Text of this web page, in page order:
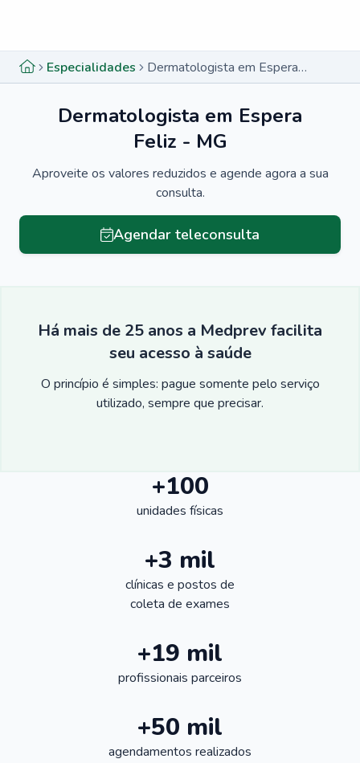
Especialidades Dermatologista em Espera Feliz - MG
Dermatologista em Espera
Feliz - MG
Aproveite os valores reduzidos e agende agora a sua
consulta.
Agendar teleconsulta
Há mais de 25 anos a Medprev facilita
seu acesso à saúde
O princípio é simples: pague somente pelo serviço
utilizado, sempre que precisar.
+100
unidades físicas
+3 mil
clínicas e postos de
coleta de exames
+19 mil
profissionais parceiros
+50 mil
agendamentos realizados